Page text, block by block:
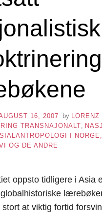
16, 2007 by LORENZ
TRANSNAJONALT
I
OG DE ANDRE
oppsto tidligere i Asia
at viktig fortid